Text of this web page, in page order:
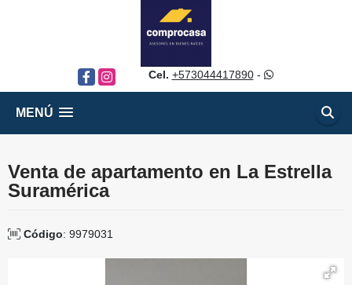
FacebookInstagram Cel. +573044417890-
MENÚ
Venta de apartamento en La Estrella
Suramérica
Código: 9979031